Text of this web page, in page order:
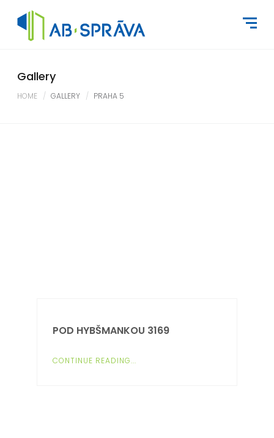
Gallery
HOME GALLERY PRAHA 5
POD HYBŠMANKOU 3169
CONTINUE READING...